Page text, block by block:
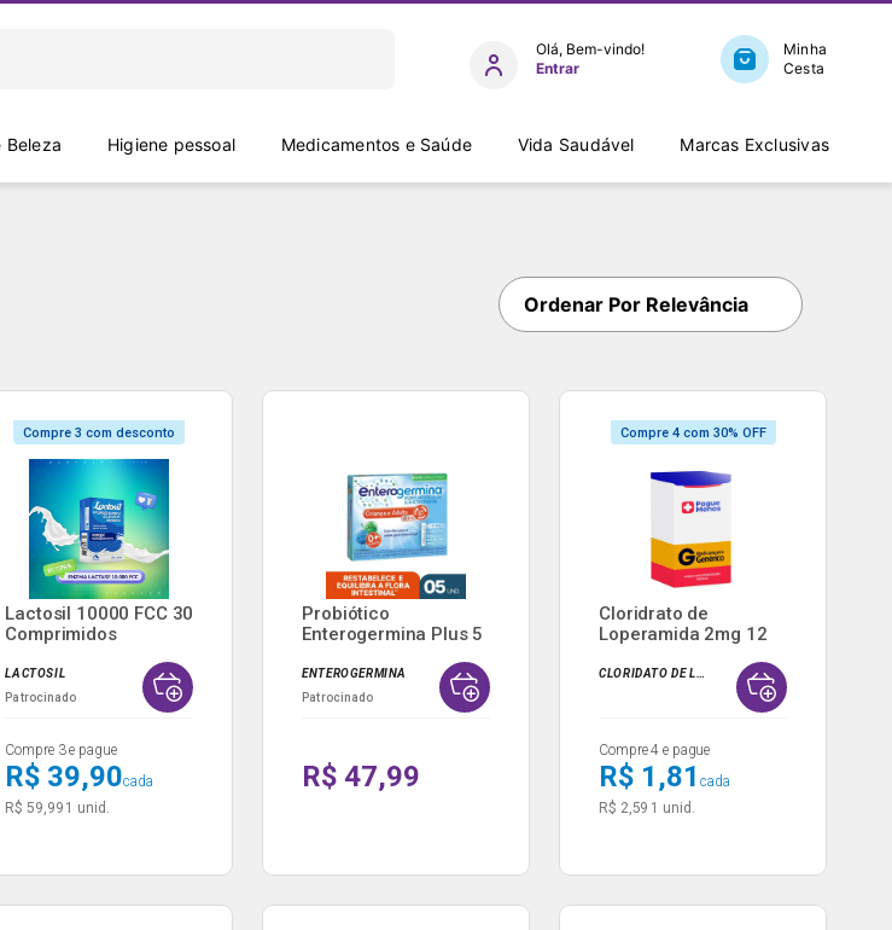
Entrar
Beleza Higiene pessoal Medicamentos e Saúde Vida Saudável Marcas Exclusivas
Ordenar Por Relevância
Compre 3 com desconto
Lactosil 10000 FCC 30
Comprimidos
LACTOSIL
Patrocinado
Compre 3 e pague
R$ 39,90cada
R$ 59,99 1 unid.
Probiótico
Enterogermina Plus 5
ENTEROGERMINA
Patrocinado
R$ 47,99
Compre 4 com 30% OFF
Cloridrato de
Loperamida 2mg 12
CLORIDATO DE LOPERAMIDA
Compre 4 e pague
R$ 1,81cada
R$ 2,59 1 unid.